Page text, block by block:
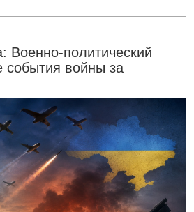
Военно-политический
войны за